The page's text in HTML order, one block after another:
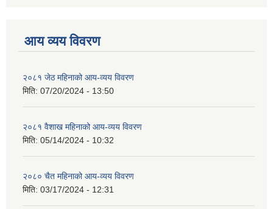
आय व्यय विवरण
२०८१ जेठ महिनाको आय-व्यय विवरण
मिति: 07/20/2024 - 13:50
२०८१ वैशाख महिनाको आय-व्यय विवरण
मिति: 05/14/2024 - 10:32
२०८० चैत महिनाको आय-व्यय विवरण
मिति: 03/17/2024 - 12:31